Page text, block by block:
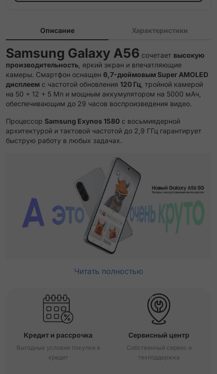
Описание Характеристики
Samsung Galaxy A56 сочетает высокую
производительность , яркий экран и впечатляющие
камеры. Смартфон оснащен 6,7-дюймовым Super AMOLED
дисплеем с частотой обновления 120 Гц тройной камерой
на 50 + 12 + 5 Мп и мощным аккумулятором на 5000 мАч,
обеспечивающим до 29 часов воспроизведения видео.
Процессор Samsung Exynos 1580 с восьмиядерной
архитектурой и тактовой частотой до 2,9 ГГц гарантирует
быструю работу в любых задачах.
Читать полностью
Кредит и рассрочка
Выгодные условия покупки в
кредит
Сервисный центр
Собственный сервис и
техподдержка